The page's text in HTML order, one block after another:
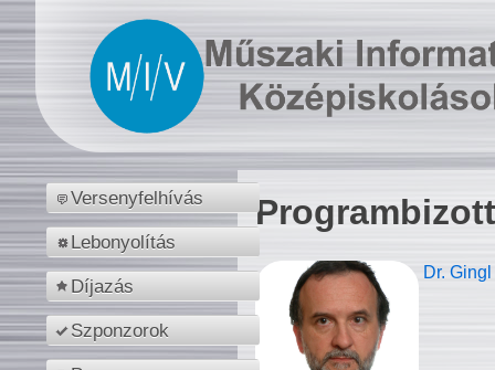
Versenyfelhívás
Lebonyolítás
Díjazás
Szponzorok
Dr.